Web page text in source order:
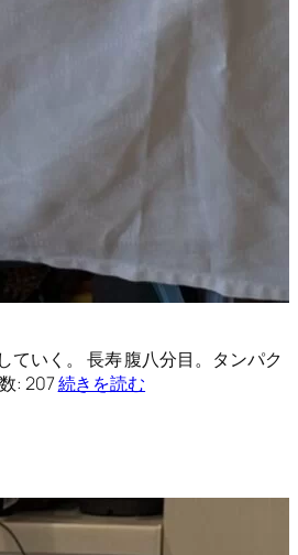
ていく。 長寿 腹八分目。タンパク
: 207続きを読む